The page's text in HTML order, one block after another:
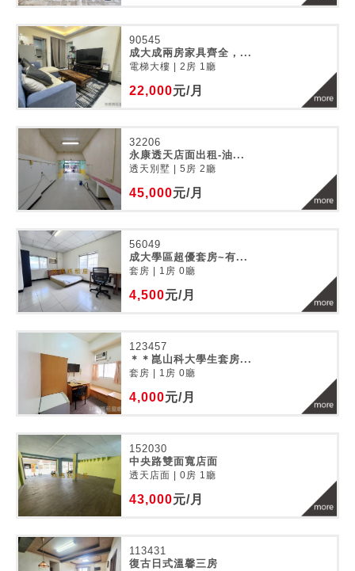
90545
成大成兩房家具齊全，...
電梯大樓 | 2房 1廳
22,000元/月
32206
永康透天店面出租-油...
透天別墅 | 5房 2廳
45,000元/月
56049
成大學區超優套房~有...
套房 | 1房 0廳
4,500元/月
123457
＊＊崑山科大學生套房...
套房 | 1房 0廳
4,000元/月
152030
中央路雙面寬店面
透天店面 | 0房 1廳
43,000元/月
113431
復古日式溫馨三房